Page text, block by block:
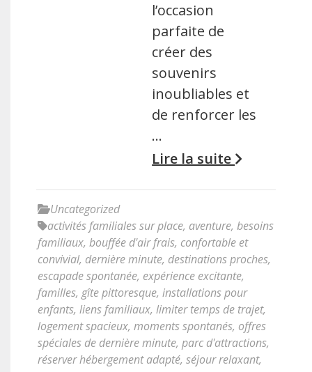
l’occasion
parfaite de
créer des
souvenirs
inoubliables et
de renforcer les
…
Lire la suite
Uncategorized
activités familiales sur place, aventure, besoins
familiaux, bouffée d'air frais, confortable et
convivial, dernière minute, destinations proches,
escapade spontanée, expérience excitante,
familles, gîte pittoresque, installations pour
enfants, liens familiaux, limiter temps de trajet,
logement spacieux, moments spontanés, offres
spéciales de dernière minute, parc d'attractions,
réserver hébergement adapté, séjour relaxant,